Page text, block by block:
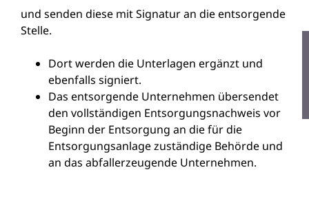
und senden diese mit Signatur an die entsorgende
Stelle.
Dort werden die Unterlagen ergänzt und
ebenfalls signiert.
Das entsorgende Unternehmen übersendet
den vollständigen Entsorgungsnachweis vor
Beginn der Entsorgung an die für die
Entsorgungsanlage zuständige Behörde und
an das abfallerzeugende Unternehmen.